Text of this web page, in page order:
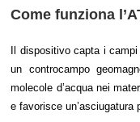
Come funziona
Il dispositivo capta i
un controcampo
molecole d’acqua nei
e favorisce